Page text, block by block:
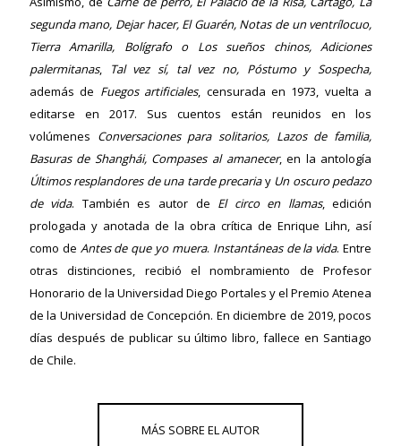
segunda mano, Dejar hacer, El Guarén, Notas de un ventrílocuo,
Tierra Amarilla, Bolígrafo o Los sueños chinos, Adiciones
palermitanas,
Tal vez sí, tal vez no, Póstumo y Sospecha,
además de Fuegos artificiales, censurada en 1973, vuelta a
editarse en 2017. Sus cuentos están reunidos en los
volúmenes Conversaciones para solitarios, Lazos de familia,
Basuras de Shanghái, Compases al amanecer, en la antología
Últimos resplandores de una tarde precariay Un oscuro pedazo
de vida. También es autor de El circo en llamas, edición
prologada y anotada de la obra crítica de Enrique Lihn, así
como de Antes de que yo muera. Instantáneas de la vida. Entre
otras distinciones, recibió el nombramiento de Profesor
Honorario de la Universidad Diego Portales y el Premio Atenea
de la Universidad de Concepción. En diciembre de 2019, pocos
días después de publicar su último libro, fallece en Santiago
de Chile.